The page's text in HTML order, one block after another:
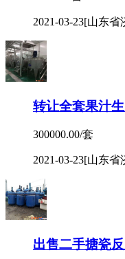
2021-03-23[山东省
转让全套果汁
300000.00/套
2021-03-23[山东省
出售二手搪瓷